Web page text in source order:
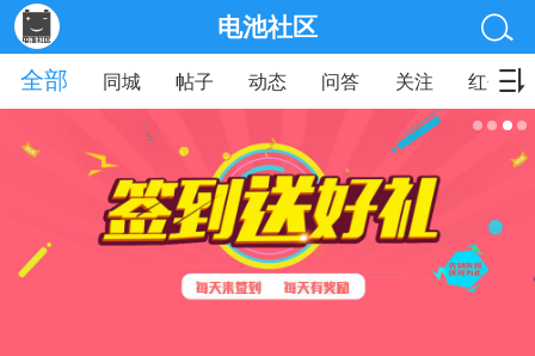
电池社区
全部
同城 帖子 动态 问答 关注 红包